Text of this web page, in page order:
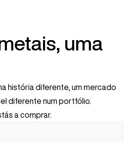
uma
história diferente, um mercado
diferente num portfólio.
a comprar.